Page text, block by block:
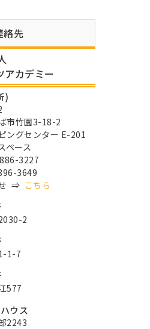
絡先
アカデミー
)
市竹園3-18-2
ングセンター E-201
ペース
3227
3649
せ ⇒ こちら
2
1-7
577
ウス
2243